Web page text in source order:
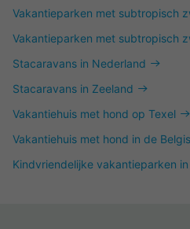
Vakantieparken met subtropisch
Vakantieparken met subtropisch
Stacaravans in Nederland
Stacaravans in Zeeland
Vakantiehuis met hond op Texel
Vakantiehuis met hond in de
Kindvriendelijke vakantieparken